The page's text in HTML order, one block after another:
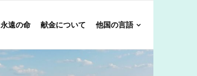
永遠の命 献金について 他国の言語